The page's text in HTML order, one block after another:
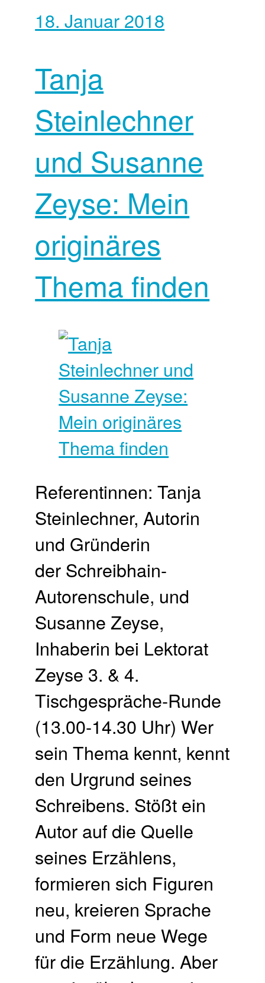
18. Januar 2018
Tanja
Steinlechner
und Susanne
Zeyse: Mein
originäres
Thema finden
Referentinnen: Tanja
Steinlechner, Autorin
und Gründerin
der Schreibhain-
Autorenschule, und
Susanne Zeyse,
Inhaberin bei Lektorat
Zeyse 3. & 4.
Tischgespräche-Runde
(13.00-14.30 Uhr) Wer
sein Thema kennt, kennt
den Urgrund seines
Schreibens. Stößt ein
Autor auf die Quelle
seines Erzählens,
formieren sich Figuren
neu, kreieren Sprache
und Form neue Wege
für die Erzählung. Aber